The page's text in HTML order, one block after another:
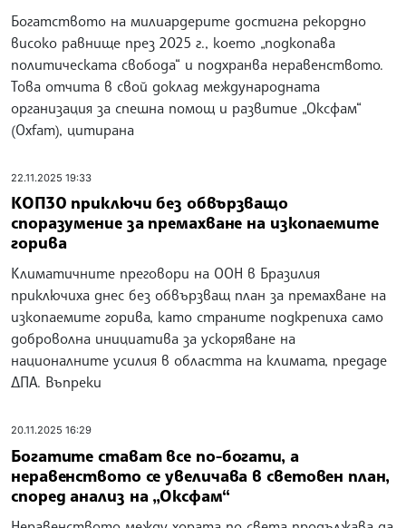
Богатството на милиардерите достигна рекордно
високо равнище през 2025 г., което „подкопава
политическата свобода“ и подхранва неравенството.
Това отчита в свой доклад международната
организация за спешна помощ и развитие „Оксфам“
(Oxfam), цитирана
22.11.2025 19:33
КОП30 приключи без обвързващо
споразумение за премахване на изкопаемите
горива
Климатичните преговори на ООН в Бразилия
приключиха днес без обвързващ план за премахване на
изкопаемите горива, като страните подкрепиха само
доброволна инициатива за ускоряване на
националните усилия в областта на климата, предаде
ДПА. Въпреки
20.11.2025 16:29
Богатите стават все по-богати, а
неравенството се увеличава в световен план,
според анализ на „Оксфам“